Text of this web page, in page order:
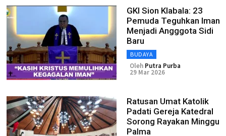
GKI Sion Klabala: 23
Pemuda Teguhkan Iman
Menjadi Angggota Sidi
Baru
BUDAYA
Oleh Putra Purba
29 Mar 2026
Ratusan Umat Katolik
Padati Gereja Katedral
Sorong Rayakan Minggu
Palma